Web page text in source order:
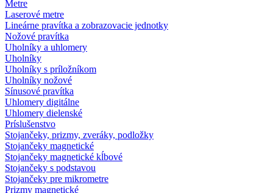
Metre
Laserové metre
Lineárne pravítka a zobrazovacie jednotky
Nožové pravítka
Uholníky a uhlomery
Uholníky
Uholníky s príložníkom
Uholníky nožové
Sínusové pravítka
Uhlomery digitálne
Uhlomery dielenské
Príslušenstvo
Stojančeky, prizmy, zveráky, podložky
Stojančeky magnetické
Stojančeky magnetické kĺbové
Stojančeky s podstavou
Stojančeky pre mikrometre
Prizmy magnetické